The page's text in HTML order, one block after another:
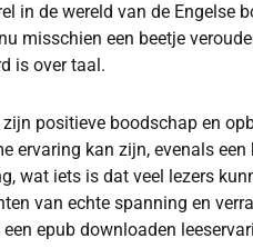
in de wereld van de Engelse
misschien een beetje
is over taal.
positieve boodschap en
ervaring kan zijn, evenals
wat iets is dat veel lezers
van echte spanning en
epub downloaden